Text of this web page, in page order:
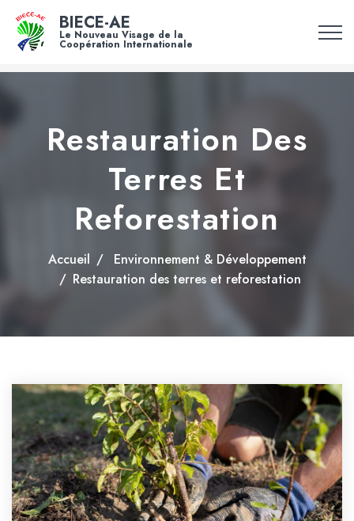
BIECE-AE
Le Nouveau Visage de la
Coopération Internationale
Restauration Des
Terres Et
Reforestation
Accueil
Environnement & Développement
Restauration des terres et reforestation